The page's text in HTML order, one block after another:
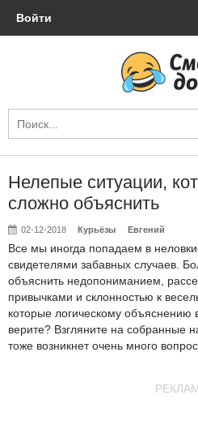
Войти
Нелепые ситуации,
сложно объяснить
02-12-2018 Курьёзы Евгений
Все мы иногда попадаем в
свидетелями забавных случаев.
объяснить недопониманием,
привычками и склонностью к
которые логическому
верите? Взгляните на собранные
тоже возникнет очень много